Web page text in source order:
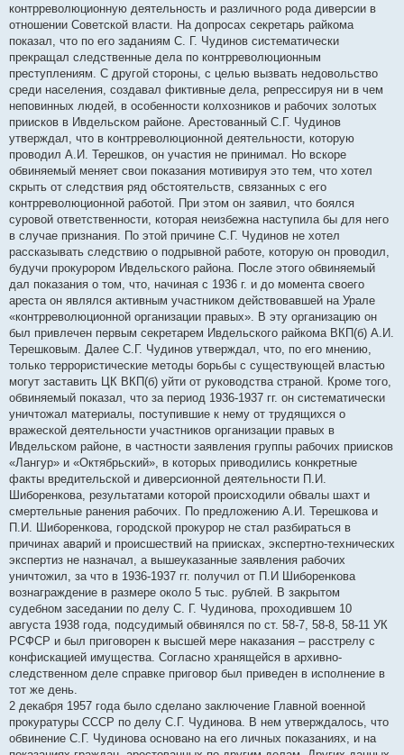
контрреволюционную деятельность и различного рода диверсии в
отношении Советской власти. На допросах секретарь райкома
показал, что по его заданиям С. Г. Чудинов систематически
прекращал следственные дела по контрреволюционным
преступлениям. С другой стороны, с целью вызвать недовольство
среди населения, создавал фиктивные дела, репрессируя ни в чем
неповинных людей, в особенности колхозников и рабочих золотых
приисков в Ивдельском районе. Арестованный С.Г. Чудинов
утверждал, что в контрреволюционной деятельности, которую
проводил А.И. Терешков, он участия не принимал. Но вскоре
обвиняемый меняет свои показания мотивируя это тем, что хотел
скрыть от следствия ряд обстоятельств, связанных с его
контрреволюционной работой. При этом он заявил, что боялся
суровой ответственности, которая неизбежна наступила бы для него
в случае признания. По этой причине С.Г. Чудинов не хотел
рассказывать следствию о подрывной работе, которую он проводил,
будучи прокурором Ивдельского района. После этого обвиняемый
дал показания о том, что, начиная с 1936 г. и до момента своего
ареста он являлся активным участником действовавшей на Урале
«контрреволюционной организации правых». В эту организацию он
был привлечен первым секретарем Ивдельского райкома ВКП(б) А.И.
Терешковым. Далее С.Г. Чудинов утверждал, что, по его мнению,
только террористические методы борьбы с существующей властью
могут заставить ЦК ВКП(б) уйти от руководства страной. Кроме того,
обвиняемый показал, что за период 1936-1937 гг. он систематически
уничтожал материалы, поступившие к нему от трудящихся о
вражеской деятельности участников организации правых в
Ивдельском районе, в частности заявления группы рабочих приисков
«Лангур» и «Октябрьский», в которых приводились конкретные
факты вредительской и диверсионной деятельности П.И.
Шиборенкова, результатами которой происходили обвалы шахт и
смертельные ранения рабочих. По предложению А.И. Терешкова и
П.И. Шиборенкова, городской прокурор не стал разбираться в
причинах аварий и происшествий на приисках, экспертно-технических
экспертиз не назначал, а вышеуказанные заявления рабочих
уничтожил, за что в 1936-1937 гг. получил от П.И Шиборенкова
вознаграждение в размере около 5 тыс. рублей. В закрытом
судебном заседании по делу С. Г. Чудинова, проходившем 10
августа 1938 года, подсудимый обвинялся по ст. 58-7, 58-8, 58-11 УК
РСФСР и был приговорен к высшей мере наказания – расстрелу с
конфискацией имущества. Согласно хранящейся в архивно-
следственном деле справке приговор был приведен в исполнение в
тот же день.
2 декабря 1957 года было сделано заключение Главной военной
прокуратуры СССР по делу С.Г. Чудинова. В нем утверждалось, что
обвинение С.Г. Чудинова основано на его личных показаниях, и на